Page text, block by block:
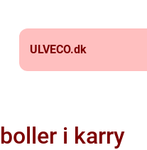
ULVECO.dk
boller i karry